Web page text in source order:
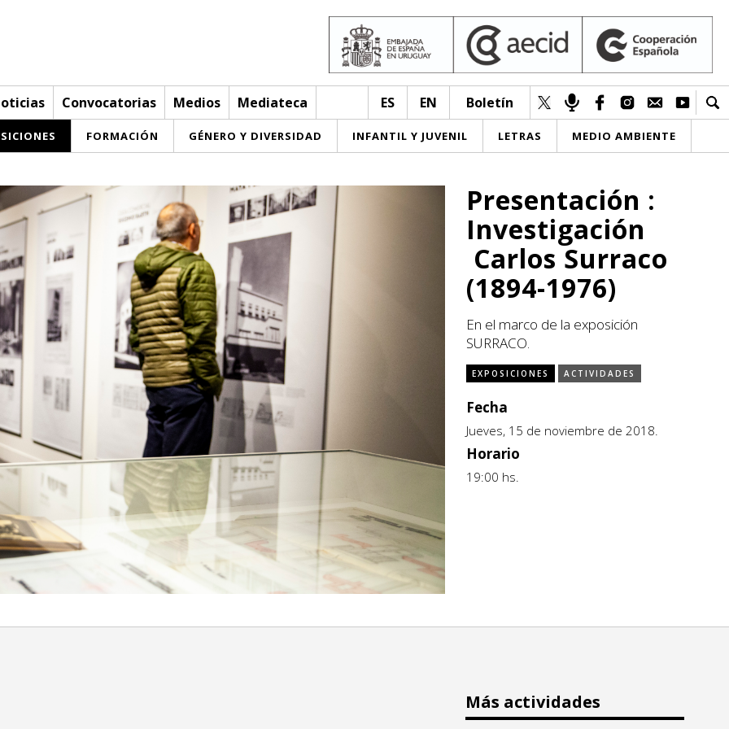
Convocatorias Medios Mediateca ES EN Boletín
FORMACIÓN GÉNERO Y DIVERSIDAD INFANTIL Y JUVENIL LETRAS MEDIO AMBIENTE
Presentación :
Investigación
Carlos Surraco
(1894-1976)
En el marco de la exposición
SURRACO.
EXPOSICIONES ACTIVIDADES
Fecha
Jueves, 15 de noviembre de 2018.
Horario
19:00 hs.
Más actividades